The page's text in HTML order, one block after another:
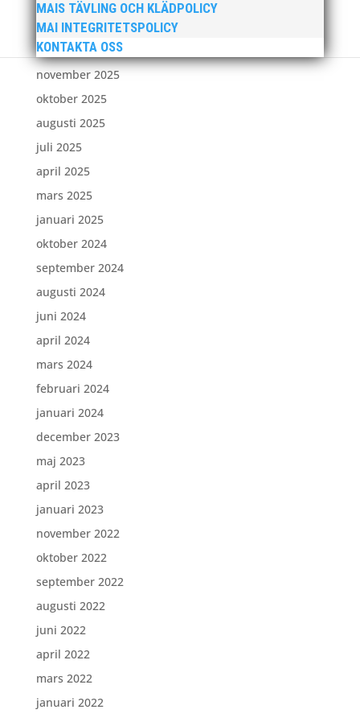
MAIS TÄVLING OCH KLÄDPOLICY
MAI INTEGRITETSPOLICY
KONTAKTA OSS
januari 2026
december 2025
november 2025
oktober 2025
augusti 2025
juli 2025
april 2025
mars 2025
januari 2025
oktober 2024
september 2024
augusti 2024
juni 2024
april 2024
mars 2024
februari 2024
januari 2024
december 2023
maj 2023
april 2023
januari 2023
november 2022
oktober 2022
september 2022
augusti 2022
juni 2022
april 2022
mars 2022
januari 2022